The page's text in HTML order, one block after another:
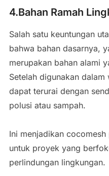
4.Bahan Ramah
Salah satu keuntungan
bahwa bahan dasarnya,
merupakan bahan alami
Setelah digunakan
dapat terurai dengan
polusi atau sampah.
Ini menjadikan
untuk proyek yang
perlindungan lingkungan.